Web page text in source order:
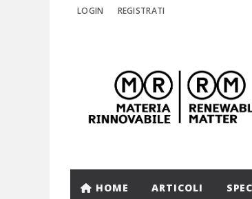
LOGIN REGISTRATI
HOME ARTICOLI